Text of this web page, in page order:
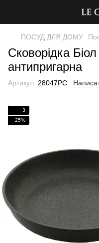
ПОСУД ДЛЯ ДОМУ
Сковорідка
антипригарна
Артикул: 28047РC
3
−25%